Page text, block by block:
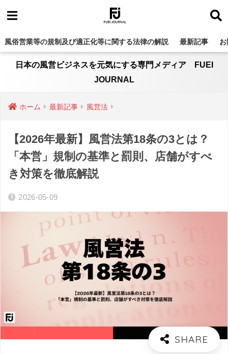
風俗営業等の規制及び適正化等に関する法律の解説 最新記事
日本の風営ビジネスを元気にする専門メディア FUEI
JOURNAL
ホーム 最新記事 風営法
【2026年最新】風営法第18条の3とは？
「本営」規制の基準と罰則、店舗がすべ
き対策を徹底解説
2026-05-09